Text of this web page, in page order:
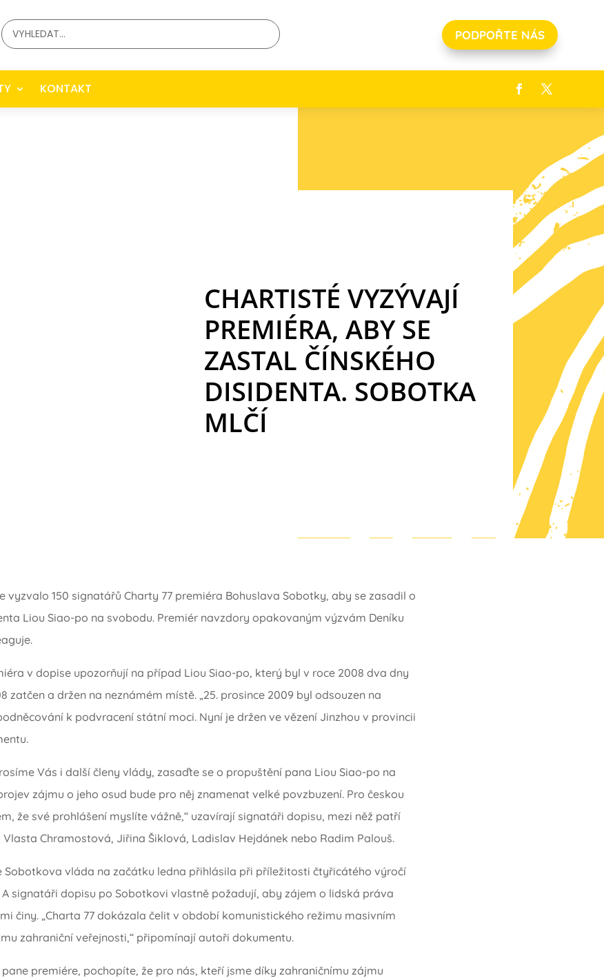
PODPOŘTE NÁS
KONTAKT
CHARTISTÉ VYZÝVAJÍ
PREMIÉRA, ABY SE
ZASTAL ČÍNSKÉHO
DISIDENTA. SOBOTKA
MLČÍ
vyzvalo 150 signatářů Charty 77 premiéra Bohuslava Sobotky, aby se zasadil o
Liou Siao-po na svobodu. Premiér navzdory opakovaným výzvám Deníku
v dopise upozorňují na případ Liou Siao-po, který byl v roce 2008 dva dny
zatčen a držen na neznámém místě. „25. prosince 2009 byl odsouzen na
k podvracení státní moci. Nyní je držen ve vězení Jinzhou v provincii
Vás i další členy vlády, zasaďte se o propuštění pana Liou Siao-po na
zájmu o jeho osud bude pro něj znamenat velké povzbuzení. Pro českou
že své prohlášení myslíte vážně,“ uzavírají signatáři dopisu, mezi něž patří
Chramostová, Jiřina Šiklová, Ladislav Hejdánek nebo Radim Palouš.
Sobotkova vláda na začátku ledna přihlásila při příležitosti čtyřicátého výročí
A signatáři dopisu po Sobotkovi vlastně požadují, aby zájem o lidská práva
činy. „Charta 77 dokázala čelit v období komunistického režimu masivním
zahraniční veřejnosti,“ připomínají autoři dokumentu.
premiére, pochopíte, že pro nás, kteří jsme díky zahraničnímu zájmu